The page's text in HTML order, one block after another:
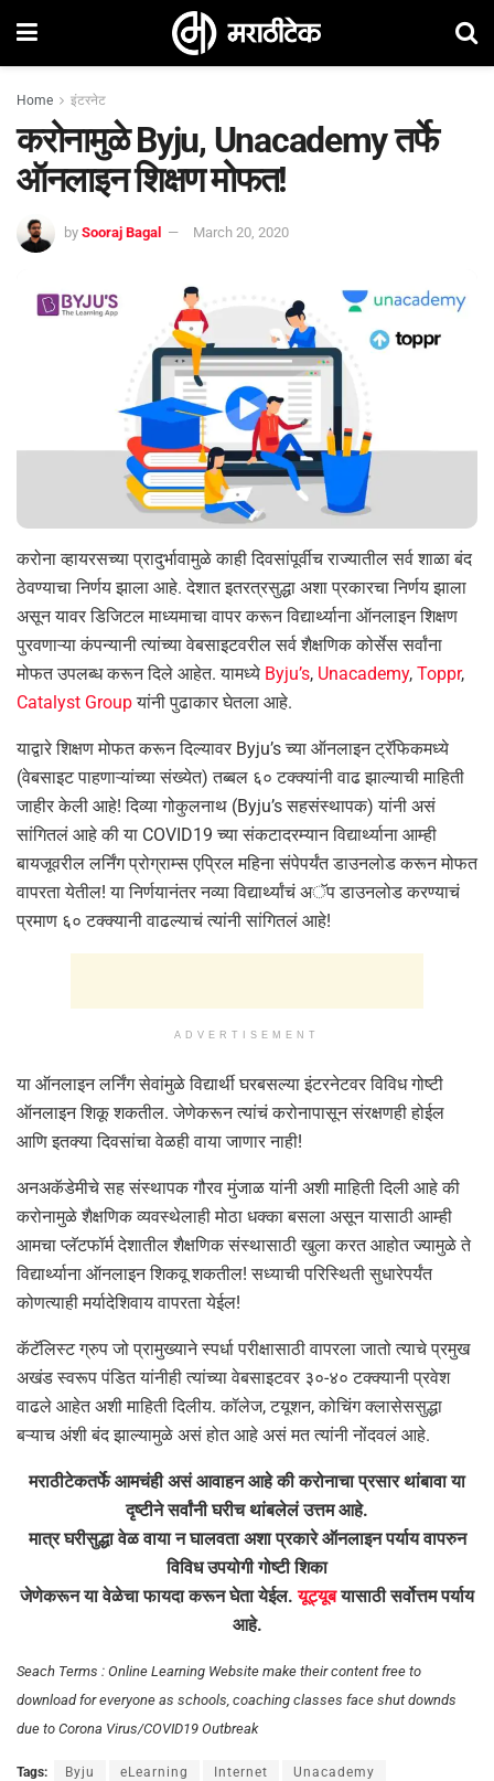
Home इंटरनेट
करोनामुळे Byju, Unacademy तर्फे
ऑनलाइन शिक्षण मोफत!
by Sooraj Bagal March 20, 2020
करोना व्हायरसच्या प्रादुर्भावामुळे काही दिवसांपूर्वीच राज्यातील सर्व शाळा बंद
ठेवण्याचा निर्णय झाला आहे. देशात इतरत्रसुद्धा अशा प्रकारचा निर्णय झाला
असून यावर डिजिटल माध्यमाचा वापर करून विद्यार्थ्याना ऑनलाइन शिक्षण
पुरवणाऱ्या कंपन्यानी त्यांच्या वेबसाइटवरील सर्व शैक्षणिक कोर्सेस सर्वांना
मोफत उपलब्ध करून दिले आहेत. यामध्ये Byju’s, Unacademy, Toppr,
Catalyst Groupयांनी पुढाकार घेतला आहे.
याद्वारे शिक्षण मोफत करून दिल्यावर Byju’s च्या ऑनलाइन ट्रॅफिकमध्ये
(वेबसाइट पाहणाऱ्यांच्या संख्येत) तब्बल ६० टक्क्यांनी वाढ झाल्याची माहिती
जाहीर केली आहे! दिव्या गोकुलनाथ (Byju’s सहसंस्थापक) यांनी असं
सांगितलं आहे की या COVID19 च्या संकटादरम्यान विद्यार्थ्याना आम्ही
बायजूवरील लर्निंग प्रोग्राम्स एप्रिल महिना संपेपर्यंत डाउनलोड करून मोफत
वापरता येतील! या निर्णयानंतर नव्या विद्यार्थ्यांचं अॅप डाउनलोड करण्याचं
प्रमाण ६० टक्क्यानी वाढल्याचं त्यांनी सांगितलं आहे!
ADVERTISEMENT
या ऑनलाइन लर्निंग सेवांमुळे विद्यार्थी घरबसल्या इंटरनेटवर विविध गोष्टी
ऑनलाइन शिकू शकतील. जेणेकरून त्यांचं करोनापासून संरक्षणही होईल
आणि इतक्या दिवसांचा वेळही वाया जाणार नाही!
अनअकॅडेमीचे सह संस्थापक गौरव मुंजाळ यांनी अशी माहिती दिली आहे की
करोनामुळे शैक्षणिक व्यवस्थेलाही मोठा धक्का बसला असून यासाठी आम्ही
आमचा प्लॅटफॉर्म देशातील शैक्षणिक संस्थासाठी खुला करत आहोत ज्यामुळे ते
विद्यार्थ्याना ऑनलाइन शिकवू शकतील! सध्याची परिस्थिती सुधारेपर्यंत
कोणत्याही मर्यादेशिवाय वापरता येईल!
कॅटॅलिस्ट ग्रुप जो प्रामुख्याने स्पर्धा परीक्षासाठी वापरला जातो त्याचे प्रमुख
अखंड स्वरूप पंडित यांनीही त्यांच्या वेबसाइटवर ३०-४० टक्क्यानी प्रवेश
वाढले आहेत अशी माहिती दिलीय. कॉलेज, टयूशन, कोचिंग क्लासेससुद्धा
बऱ्याच अंशी बंद झाल्यामुळे असं होत आहे असं मत त्यांनी नोंदवलं आहे.
मराठीटेकतर्फे आमचंही असं आवाहन आहे की करोनाचा प्रसार थांबावा या
दृष्टीने सर्वांनी घरीच थांबलेलं उत्तम आहे.
मात्र घरीसुद्धा वेळ वाया न घालवता अशा प्रकारे ऑनलाइन पर्याय वापरुन
विविध उपयोगी गोष्टी शिका
जेणेकरून या वेळेचा फायदा करून घेता येईल.यूट्यूबयासाठी सर्वोत्तम पर्याय
आहे.
Seach Terms : Online Learning Website make their content free to
download for everyone as schools, coaching classes face shut downds
due to Corona Virus/COVID19 Outbreak
Tags: Byju eLearning Internet Unacademy